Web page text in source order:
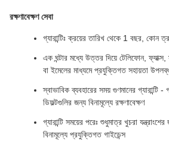
রক্ষণাবেক্ষণ সেবা
গ্যারান্টিঃ ক্রয়ের তারিখ থেকে 1 বছর, কোন
এক ঘন্টার মধ্যে উত্তর দিয়ে টেলিফোন,
বা ইমেলের মাধ্যমে প্রযুক্তিগত সহায়তা
স্বাভাবিক ব্যবহারের সময় গুণমানের গ্যারান্টি -
ডিফল্টগুলির জন্য বিনামূল্যে রক্ষণাবেক্ষণ
গ্যারান্টি সময়ের পরেঃ শুধুমাত্র খুচরা
বিনামূল্যে প্রযুক্তিগত গাইডেন্স